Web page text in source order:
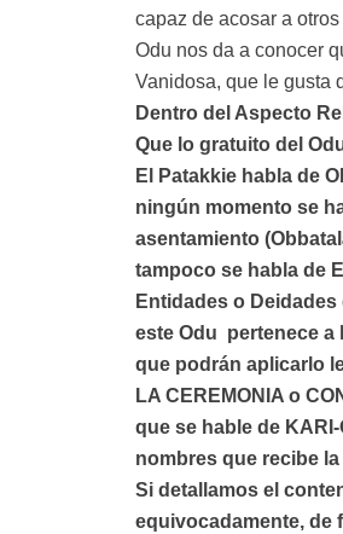
capaz de acosar a
Odu nos da a conocer
Vanidosa, que le gusta
Dentro del Aspecto
Que lo gratuito del
El Patakkie habla de
ningún momento se
asentamiento
tampoco se habla de
Entidades o
este Odu pertenece a
que podrán aplicarlo
LA CEREMONIA o
que se hable de
nombres que recibe
Si detallamos el
equivocadamente, de